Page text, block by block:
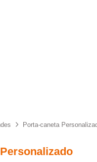
Porta-caneta